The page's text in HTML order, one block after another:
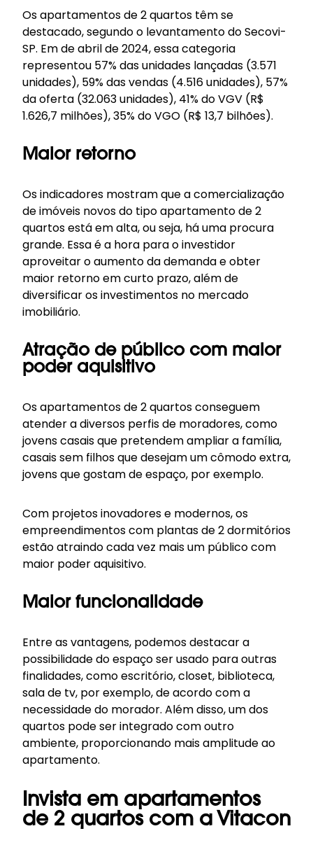
Os apartamentos de 2 quartos têm se
destacado, segundo o levantamento do Secovi-
SP. Em de abril de 2024, essa categoria
representou 57% das unidades lançadas (3.571
unidades), 59% das vendas (4.516 unidades), 57%
da oferta (32.063 unidades), 41% do VGV (R$
1.626,7 milhões), 35% do VGO (R$ 13,7 bilhões).
Maior retorno
Os indicadores mostram que a comercialização
de imóveis novos do tipo apartamento de 2
quartos está em alta, ou seja, há uma procura
grande. Essa é a hora para o investidor
aproveitar o aumento da demanda e obter
maior retorno em curto prazo, além de
diversificar os investimentos no mercado
imobiliário.
Atração de público com maior
poder aquisitivo
Os apartamentos de 2 quartos conseguem
atender a diversos perfis de moradores, como
jovens casais que pretendem ampliar a família,
casais sem filhos que desejam um cômodo extra,
jovens que gostam de espaço, por exemplo.
Com projetos inovadores e modernos, os
empreendimentos com plantas de 2 dormitórios
estão atraindo cada vez mais um público com
maior poder aquisitivo.
Maior funcionalidade
Entre as vantagens, podemos destacar a
possibilidade do espaço ser usado para outras
finalidades, como escritório, closet, biblioteca,
sala de tv, por exemplo, de acordo com a
necessidade do morador. Além disso, um dos
quartos pode ser integrado com outro
ambiente, proporcionando mais amplitude ao
apartamento.
Invista em apartamentos
de 2 quartos com a Vitacon